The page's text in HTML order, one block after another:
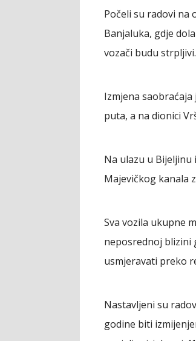
Počeli su radovi na
Banjaluka, gdje
vozači budu strpljivi.
Izmjena
puta, a na dionici
Na ulazu u
Majevičkog kanala
Sva vozila ukupne
neposrednoj blizini
usmjeravati preko
Nastavljeni su
godine biti